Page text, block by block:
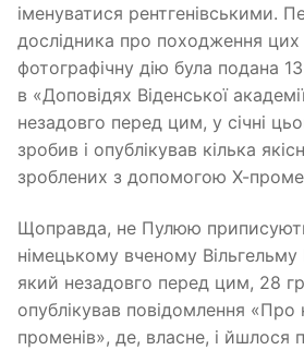
іменуватися рентгенівськими.
дослідника про походження цих
фотографічну дію була подана
в «Доповідях Віденської
незадовго перед цим, у січні
зробив і опублікував кілька
зроблених з допомогою Х-
Щоправда, не Пулюю
німецькому вченому Вільгельму
який незадовго перед цим, 28
опублікував повідомлення «Про
променів», де, власне, і йшлося